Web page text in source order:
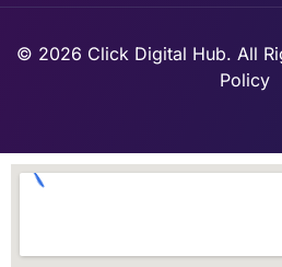
© 2026 Click Digital Hub. All
Policy